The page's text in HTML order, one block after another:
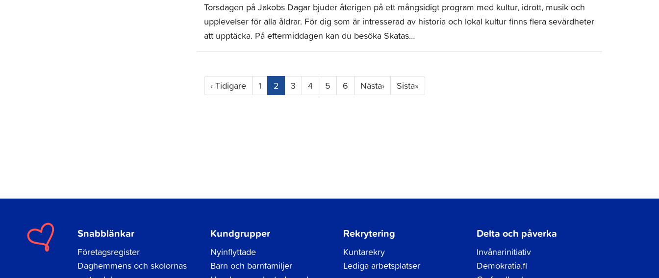
Torsdagen på Jakobs Dagar bjuder återigen på ett mångsidigt program med kultur, idrott, musik och
upplevelser för alla åldrar. För dig som är intresserad av historia och lokal kultur finns flera sevärdheter
att upptäcka. På eftermiddagen kan du besöka Skatas…
‹Tidigare 1 2 (current)
3 4 5 6 Nästa› Sista»
Snabblänkar
Företagsregister
Daghemmens och skolornas
Kundgrupper
Nyinflyttade
Barn och barnfamiljer
Rekrytering
Kuntarekry
Lediga arbetsplatser
Delta och påverka
Invånarinitiativ
Demokratia.fi